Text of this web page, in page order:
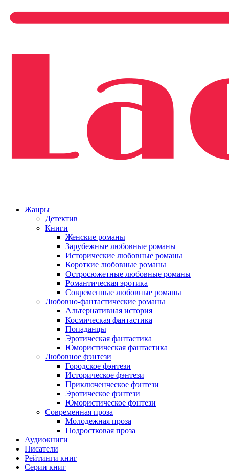
Жанры
Детектив
Книги
Женские романы
Зарубежные любовные романы
Исторические любовные романы
Короткие любовные романы
Остросюжетные любовные романы
Романтическая эротика
Современные любовные романы
Любовно-фантастические романы
Альтернативная история
Космическая фантастика
Попаданцы
Эротическая фантастика
Юмористическая фантастика
Любовное фэнтези
Городское фэнтези
Историческое фэнтези
Приключенческое фэнтези
Эротическое фэнтези
Юмористическое фэнтези
Современная проза
Молодежная проза
Подростковая проза
Аудиокниги
Писатели
Рейтинги книг
Серии книг